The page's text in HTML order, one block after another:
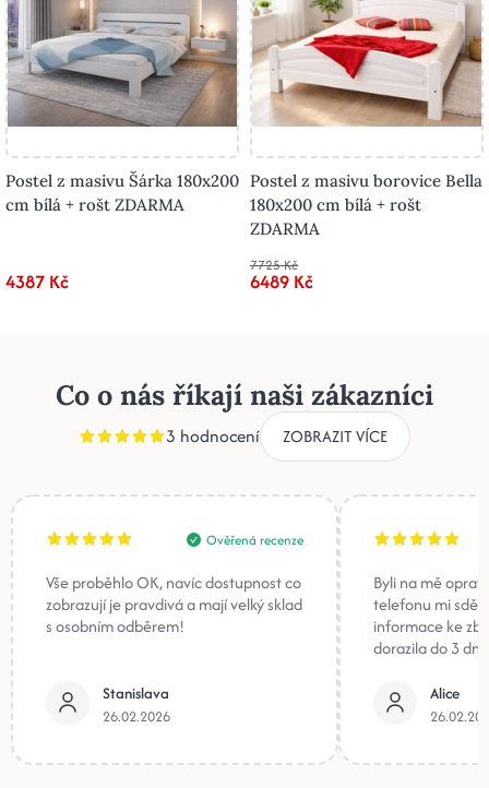
Postel z masivu Šárka 180x200
cm bílá + rošt ZDARMA
4387 Kč
Postel z masivu borovice Bella
180x200 cm bílá + rošt
ZDARMA
7725 Kč
6489 Kč
Co o nás říkají naši zákazníci
3 hodnocení ZOBRAZIT VÍCE
Ověřená recenze
Vše proběhlo OK, navíc dostupnost co
zobrazují je pravdivá a mají velký sklad
s osobním odběrem!
Stanislava
26.02.2026
Byli na mě
telefonu mi
informace ke
dorazila do 3
Alice